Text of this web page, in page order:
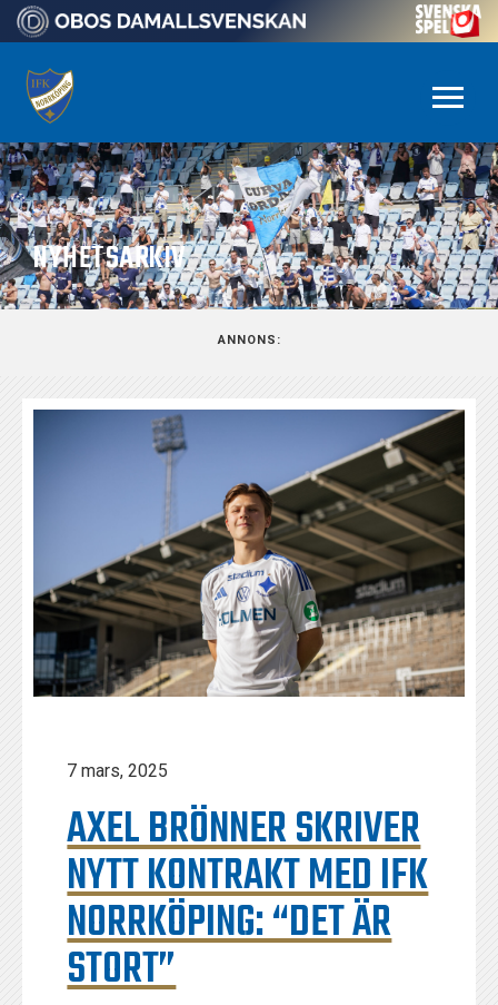
NYHETSARKIV
ANNONS:
7 mars, 2025
AXEL BRÖNNER SKRIVER
NYTT KONTRAKT MED IFK
NORRKÖPING: “DET ÄR
STORT”